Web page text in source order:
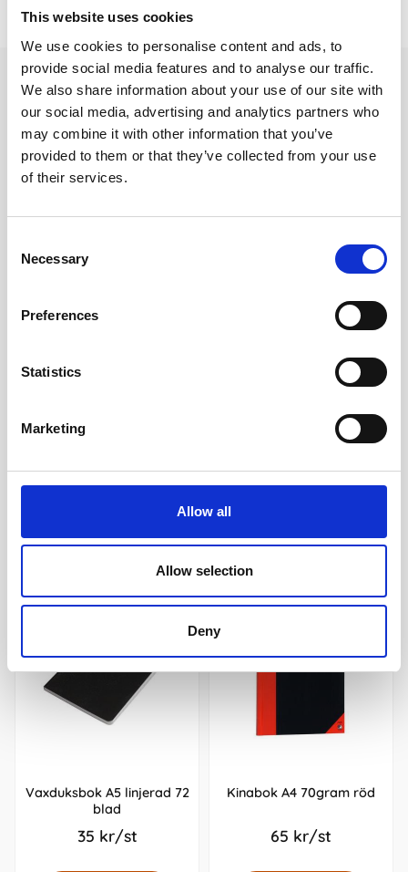
This website uses cookies
We use cookies to personalise content and ads, to
provide social media features and to analyse our traffic.
We also share information about your use of our site with
our social media, advertising and analytics partners who
may combine it with other information that you’ve
provided to them or that they’ve collected from your use
of their services.
Selection
Necessary
Preferences
Statistics
Marketing
Allow all
Allow selection
Deny
Lägsta pris senaste 30 dagarna är 32 kr (2026-08-07)
Andra tittade även på
Anteckningsbok A5 Green
Andra köpte även
Vaxduksbok A5 linjerad 72
blad
35 kr/st
Kinabok A4 70gram röd
65 kr/st